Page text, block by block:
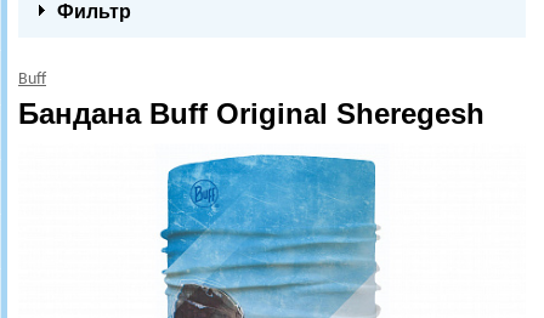
Фильтр
Buff
Бандана Buff Original Sheregesh